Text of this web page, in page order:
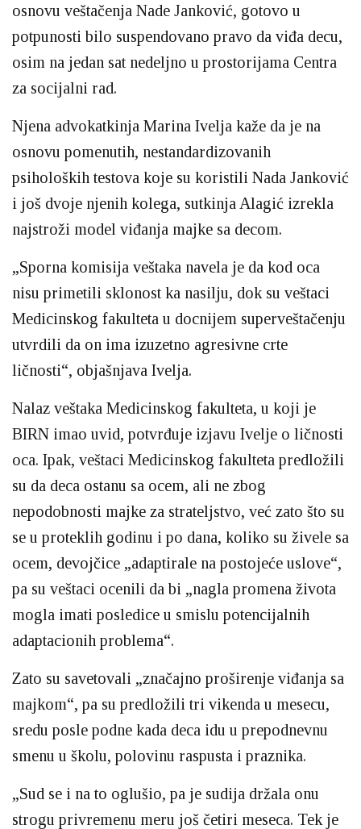
osnovu veštačenja Nade Janković, gotovo u
potpunosti bilo suspendovano pravo da viđa decu,
osim na jedan sat nedeljno u prostorijama Centra
za socijalni rad.
Njena advokatkinja Marina Ivelja kaže da je na
osnovu pomenutih, nestandardizovanih
psiholoških testova koje su koristili Nada Janković
i još dvoje njenih kolega, sutkinja Alagić izrekla
najstroži model viđanja majke sa decom.
„Sporna komisija veštaka navela je da kod oca
nisu primetili sklonost ka nasilju, dok su veštaci
Medicinskog fakulteta u docnijem superveštačenju
utvrdili da on ima izuzetno agresivne crte
ličnosti“, objašnjava Ivelja.
Nalaz veštaka Medicinskog fakulteta, u koji je
BIRN imao uvid, potvrđuje izjavu Ivelje o ličnosti
oca. Ipak, veštaci Medicinskog fakulteta predložili
su da deca ostanu sa ocem, ali ne zbog
nepodobnosti majke za strateljstvo, već zato što su
se u proteklih godinu i po dana, koliko su živele sa
ocem, devojčice „adaptirale na postojeće uslove“,
pa su veštaci ocenili da bi „nagla promena života
mogla imati posledice u smislu potencijalnih
adaptacionih problema“.
Zato su savetovali „značajno proširenje viđanja sa
majkom“, pa su predložili tri vikenda u mesecu,
sredu posle podne kada deca idu u prepodnevnu
smenu u školu, polovinu raspusta i praznika.
„Sud se i na to oglušio, pa je sudija držala onu
strogu privremenu meru još četiri meseca. Tek je